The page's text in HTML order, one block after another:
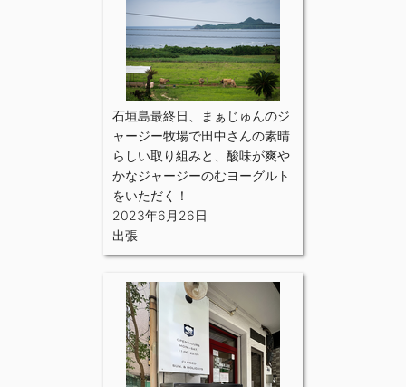
石垣島最終日、まぁじゅんのジ
ャージー牧場で田中さんの素晴
らしい取り組みと、酸味が爽や
かなジャージーのむヨーグルト
をいただく！
2023年6月26日
出張